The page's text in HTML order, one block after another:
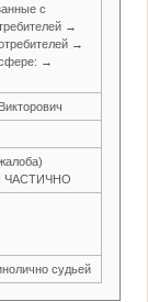
с
→
→
сфере: →
ЧАСТИЧНО
судьей